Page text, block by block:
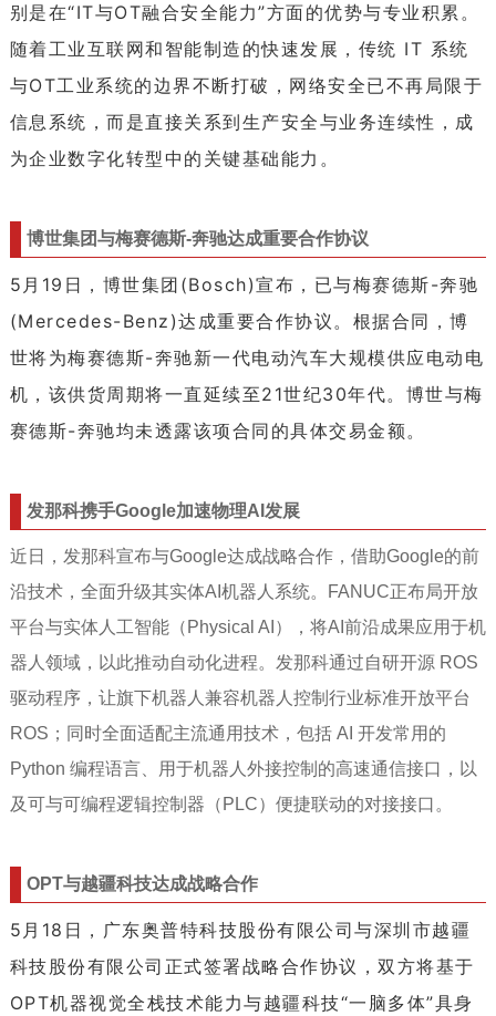
别是在“IT与OT融合安全能力”方面的优势与专业积累。
随着工业互联网和智能制造的快速发展，传统 IT 系统
与OT工业系统的边界不断打破，网络安全已不再局限于
信息系统，而是直接关系到生产安全与业务连续性，成
为企业数字化转型中的关键基础能力。
博世集团与梅赛德斯-奔驰达成重要合作协议
5月19日，博世集团(Bosch)宣布，已与梅赛德斯-奔驰
(Mercedes-Benz)达成重要合作协议。根据合同，博
世将为梅赛德斯-奔驰新一代电动汽车大规模供应电动电
机，该供货周期将一直延续至21世纪30年代。博世与梅
赛德斯-奔驰均未透露该项合同的具体交易金额。
发那科携手Google加速物理AI发展
近日，发那科宣布与Google达成战略合作，借助Google的前
沿技术，全面升级其实体AI机器人系统。FANUC正布局开放
平台与实体人工智能（Physical AI），将AI前沿成果应用于机
器人领域，以此推动自动化进程。发那科通过自研开源 ROS
驱动程序，让旗下机器人兼容机器人控制行业标准开放平台
ROS；同时全面适配主流通用技术，包括 AI 开发常用的
Python 编程语言、用于机器人外接控制的高速通信接口，以
及可与可编程逻辑控制器（PLC）便捷联动的对接接口。
OPT与越疆科技达成战略合作
5月18日，广东奥普特科技股份有限公司与深圳市越疆
科技股份有限公司正式签署战略合作协议，双方将基于
OPT机器视觉全栈技术能力与越疆科技“一脑多体”具身